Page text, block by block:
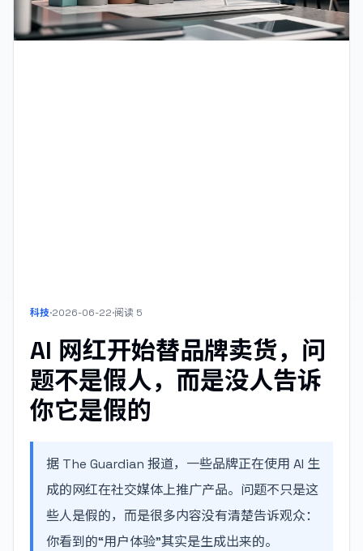
科技·2026-06-22·阅读 5
AI 网红开始替品牌卖货，问
题不是假人，而是没人告诉
你它是假的
据 The Guardian 报道，一些品牌正在使用 AI 生
成的网红在社交媒体上推广产品。问题不只是这
些人是假的，而是很多内容没有清楚告诉观众：
你看到的“用户体验”其实是生成出来的。